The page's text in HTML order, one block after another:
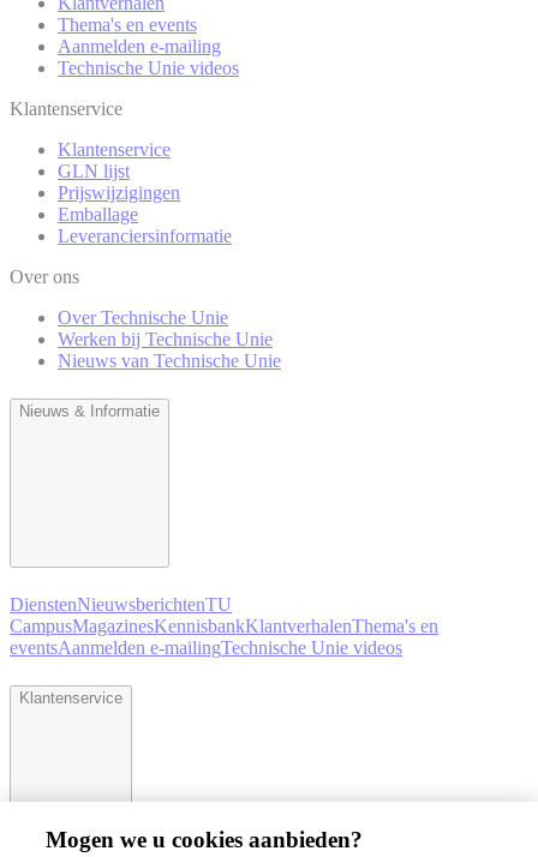
Thema's en events
Aanmelden e-mailing
Technische Unie videos
Klantenservice
Klantenservice
GLN lijst
Prijswijzigingen
Emballage
Leveranciersinformatie
Over ons
Over Technische Unie
Werken bij Technische Unie
Nieuws van Technische Unie
Nieuws & Informatie
DienstenNieuwsberichtenTU
CampusMagazinesKennisbankKlantverhalenThema's en
eventsAanmelden e-mailingTechnische Unie videos
Klantenservice
Mogen we u cookies aanbieden?